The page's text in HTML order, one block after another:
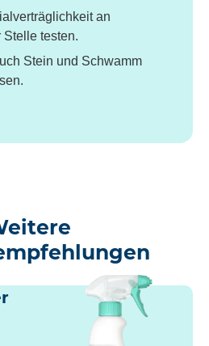
an
testen.
Stein und Schwamm